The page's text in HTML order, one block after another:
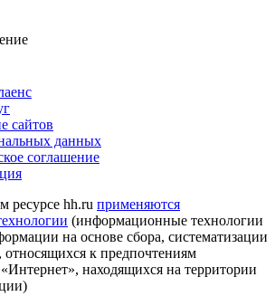
сайтов
данных
соглашение
ресурсе hh.ru применяются
(информационные технологии
на основе сбора, систематизации
относящихся к предпочтениям
«Интернет», находящихся на территории